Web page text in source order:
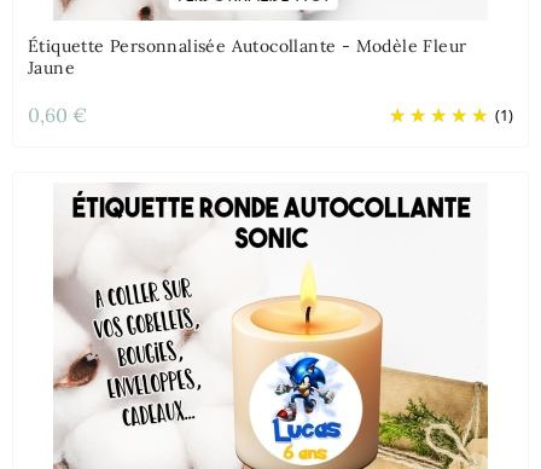
Étiquette Personnalisée Autocollante - Modèle Fleur
Jaune
(1)
0,60 €